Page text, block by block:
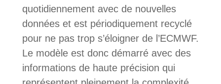
quotidiennement avec de nouvelles
données et est périodiquement recyclé
pour ne pas trop s’éloigner de l’ECMWF.
Le modèle est donc démarré avec des
informations de haute précision qui